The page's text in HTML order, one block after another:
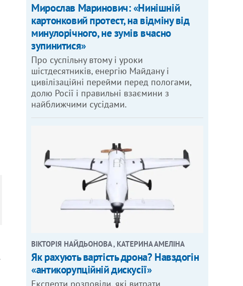
Мирослав Маринович: «Нинішній
картонковий протест, на відміну від
минулорічного, не зумів вчасно
зупинитися»
Про суспільну втому і уроки
шістдесятників, енергію Майдану і
цивілізаційні перейми перед пологами,
долю Росії і правильні взаємини з
найближчими сусідами.
ВІКТОРІЯ НАЙДЬОНОВА , КАТЕРИНА АМЕЛІНА
Як рахують вартість дрона? Навздогін
«антикорупційній дискусії»